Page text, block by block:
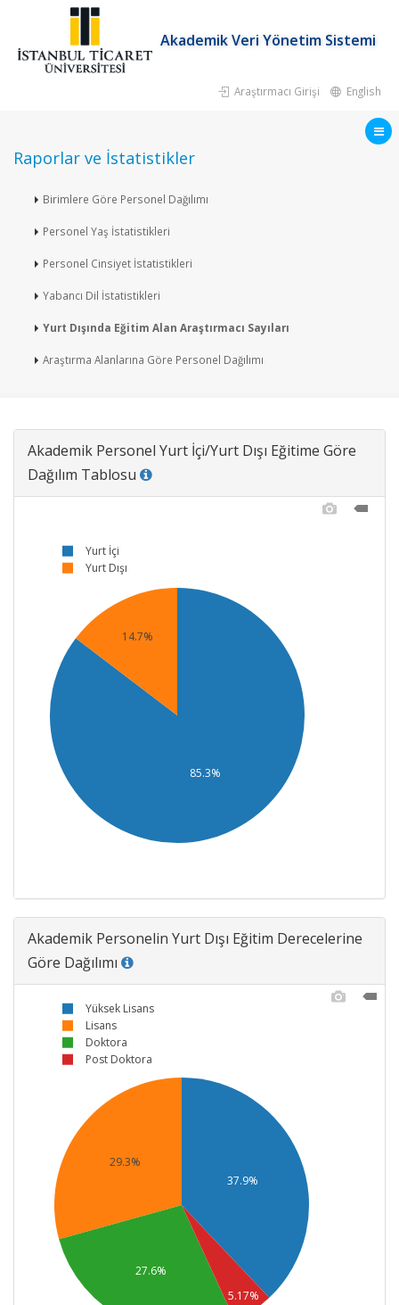
Akademik Veri Yönetim Sistemi
Araştırmacı Girişi English
Raporlar ve İstatistikler
Birimlere Göre Personel Dağılımı
Personel Yaş İstatistikleri
Personel Cinsiyet İstatistikleri
Yabancı Dil İstatistikleri
Yurt Dışında Eğitim Alan Araştırmacı Sayıları
Araştırma Alanlarına Göre Personel Dağılımı
Akademik Personel Yurt İçi/Yurt Dışı Eğitime Göre
Dağılım Tablosu
85.3%
14.7%
Yurt İçi
Yurt Dışı
Akademik Personelin Yurt Dışı Eğitim Derecelerine
Göre Dağılımı
37.9%
29.3%
27.6%
5.17%
Yüksek Lisans
Lisans
Doktora
Post Doktora